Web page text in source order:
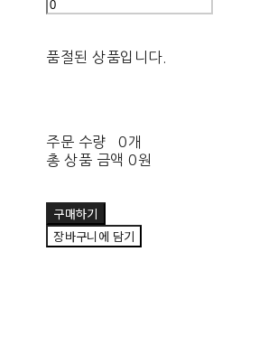
품절된 상품입니다.
주문 수량
0개
총 상품 금액 0원
구매하기
장바구니에 담기